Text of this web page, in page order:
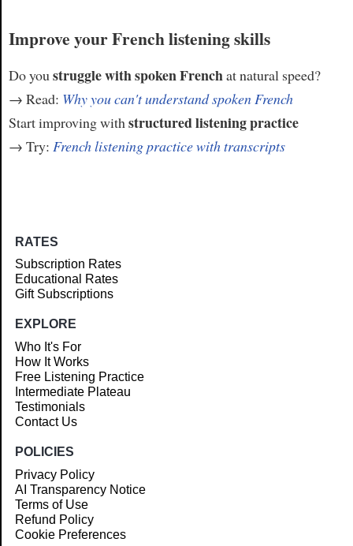
Improve your French listening skills
Do youstruggle with spoken Frenchat natural speed?
→ Read: Why you can't understand spoken French
Start improving withstructured listening practice
→ Try: French listening practice with transcripts
RATES
Subscription Rates
Educational Rates
Gift Subscriptions
EXPLORE
Who It's For
How It Works
Free Listening Practice
Intermediate Plateau
Testimonials
Contact Us
POLICIES
Privacy Policy
AI Transparency Notice
Terms of Use
Refund Policy
Cookie Preferences